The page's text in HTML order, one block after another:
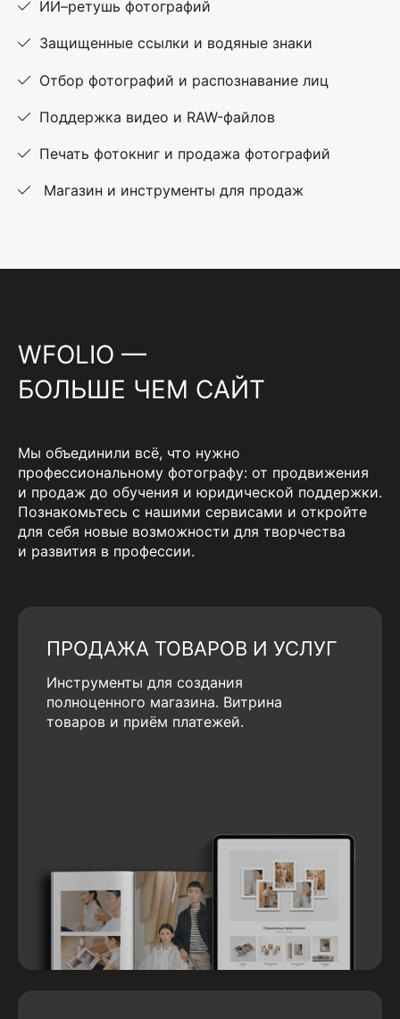
ИИ–ретушь фотографий
Защищенные ссылки и водяные знаки
Отбор фотографий и распознавание лиц
Поддержка видео и RAW-файлов
Печать фотокниг и продажа фотографий
Магазин и инструменты для продаж
WFOLIO —
БОЛЬШЕ ЧЕМ САЙТ
Мы объединили всё, что нужно
профессиональному фотографу: от продвижения
и продаж до обучения и юридической поддержки.
Познакомьтесь с нашими сервисами и откройте
для себя новые возможности для творчества
и развития в профессии.
ПРОДАЖА ТОВАРОВ И УСЛУГ
Инструменты для создания
полноценного магазина. Витрина
товаров и приём платежей.